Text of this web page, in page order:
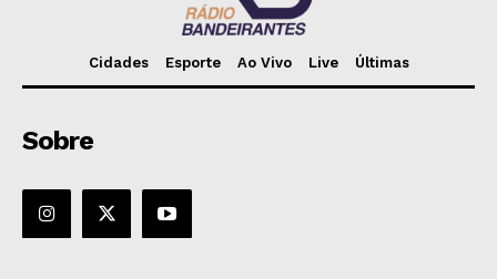
Cidades Esporte Ao Vivo Live Últimas
Sobre